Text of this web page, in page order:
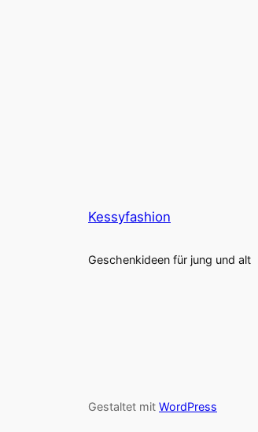
Kessyfashion
Geschenkideen für jung und alt
Gestaltet mit WordPress